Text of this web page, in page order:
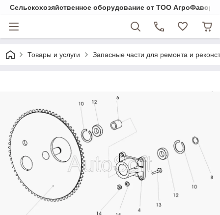
Cельскохозяйственное оборудование от ТОО
Товары и услуги Запасные части для ремонта и